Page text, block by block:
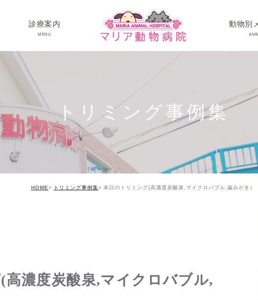
診療案内
MENU
動物別
ネコちゃんの病気
うさぎちゃん･そ
トリミング事例集
HOME トリミング事例集 本日のトリミング(高濃度炭酸泉,マイクロバブル,歯みがき）
濃度炭酸泉,マイクロバブル,